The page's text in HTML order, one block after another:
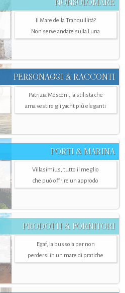
Il Mare della Tranquillità?
Non serve andare sulla Luna
PERSONAGGI & RACCONTI
Patrizia Mosconi, la stilista che
ama vestire gli yacht più eleganti
PORTI & MARINA
Villasimius, tutto il meglio
che può offrire un approdo
PRODOTTI & FORNITORI
Egaf, la bussola per non
perdersi in un mare di pratiche